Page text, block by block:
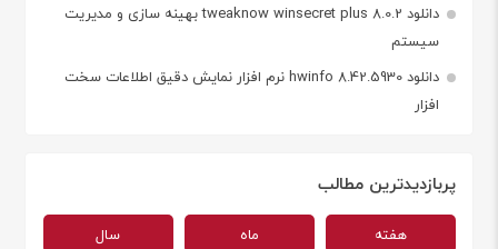
دانلود tweaknow winsecret plus 8.0.2 بهینه سازی و مدیریت
سیستم
دانلود hwinfo 8.42.5930 نرم افزار نمایش دقیق اطلاعات سخت
افزار
پربازدیدترین مطالب
هفته ماه سال